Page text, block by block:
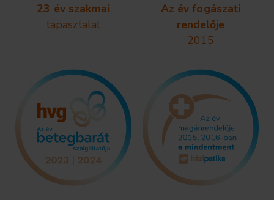
23 év szakmai
tapasztalat
Az év fogászati
rendelője
2015